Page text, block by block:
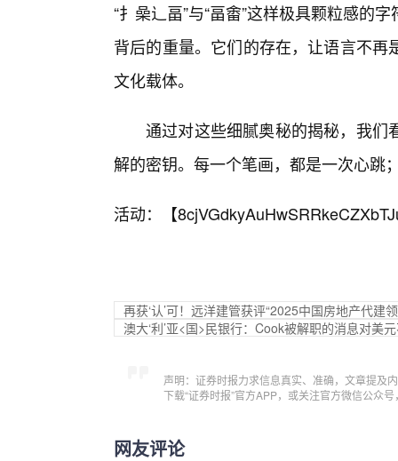
“扌喿辶畐”与“畐畬”这样极具颗粒感的
背后的重量。它们的存在，让语言不
文化载体。
通过对这些细腻奥秘的揭秘，我们
解的密钥。每一个笔画，都是一次心跳
活动：【
再获‘认’可！远洋建管获评“2025中国房地产代建
澳大‘利’亚<国>民银行：Cook被解职的消息对美
声明：证券时报力求信息真实、准确，文章提及
下载“证券时报”官方APP，或关注官方微信公众
网友评论